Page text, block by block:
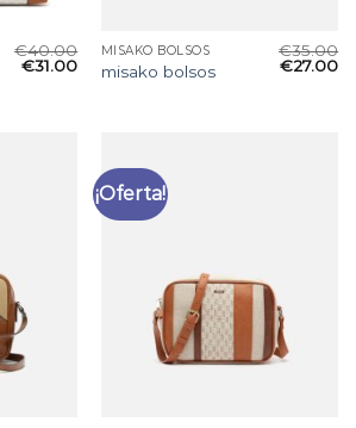
€40.00
€31.00
MISAKO BOLSOS
misako bolsos
€35.00
€27.00
¡Oferta!